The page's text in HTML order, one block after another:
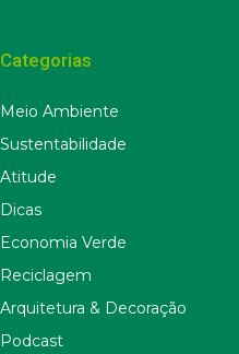
Categorias
Meio Ambiente
Sustentabilidade
Atitude
Dicas
Economia Verde
Reciclagem
Arquitetura & Decoração
Podcast